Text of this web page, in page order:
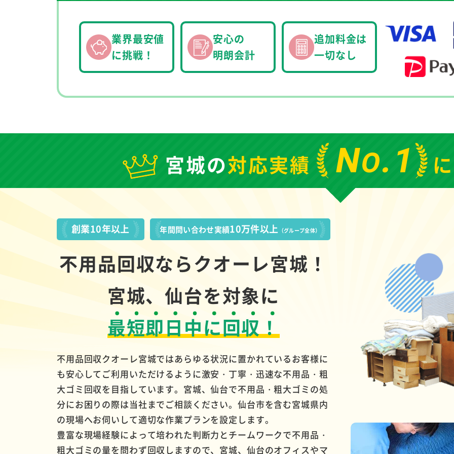
業界最安値
に挑戦！
安心の
明朗会計
追加料金は
一切なし
宮城の対応実績 NO.1
創業10年以上 年間問い合わせ実績10万件以上 （グループ全体）
不用品回収ならクオーレ宮城！
宮城、仙台を対象に
最短即日中に回収！
不用品回収クオーレ宮城ではあらゆる状況に置かれているお客様に
も安心してご利用いただけるように激安・丁寧・迅速な不用品・粗
大ゴミ回収を目指しています。宮城、仙台で不用品・粗大ゴミの処
分にお困りの際は当社までご相談ください。仙台市を含む宮城県内
の現場へお伺いして適切な作業プランを設定します。
豊富な現場経験によって培われた判断力とチームワークで不用品・
粗大ゴミの量を問わず回収しますので、宮城、仙台のオフィスやマ